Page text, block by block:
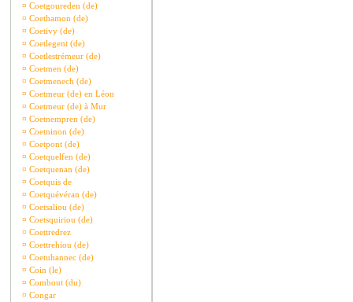
¤ Coetgoureden (de)
¤ Coethamon (de)
¤ Coetivy (de)
¤ Coetlegent (de)
¤ Coetlestrémeur (de)
¤ Coetmen (de)
¤ Coetmenech (de)
¤ Coetmeur (de) en Léon
¤ Coetmeur (de) à Mur
¤ Coetnempren (de)
¤ Coetninon (de)
¤ Coetpont (de)
¤ Coetquelfen (de)
¤ Coetquenan (de)
¤ Coetquis de
¤ Coetquévéran (de)
¤ Coetsaliou (de)
¤ Coetsquiriou (de)
¤ Coettredrez
¤ Coettrehiou (de)
¤ Coetuhannec (de)
¤ Coin (le)
¤ Combout (du)
¤ Congar